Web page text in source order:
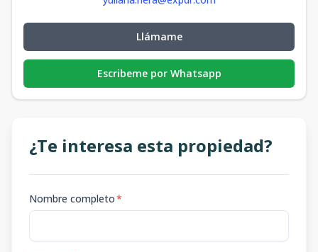
Llámame
Escribeme por Whatsapp
¿Te interesa esta propiedad?
Nombre completo*